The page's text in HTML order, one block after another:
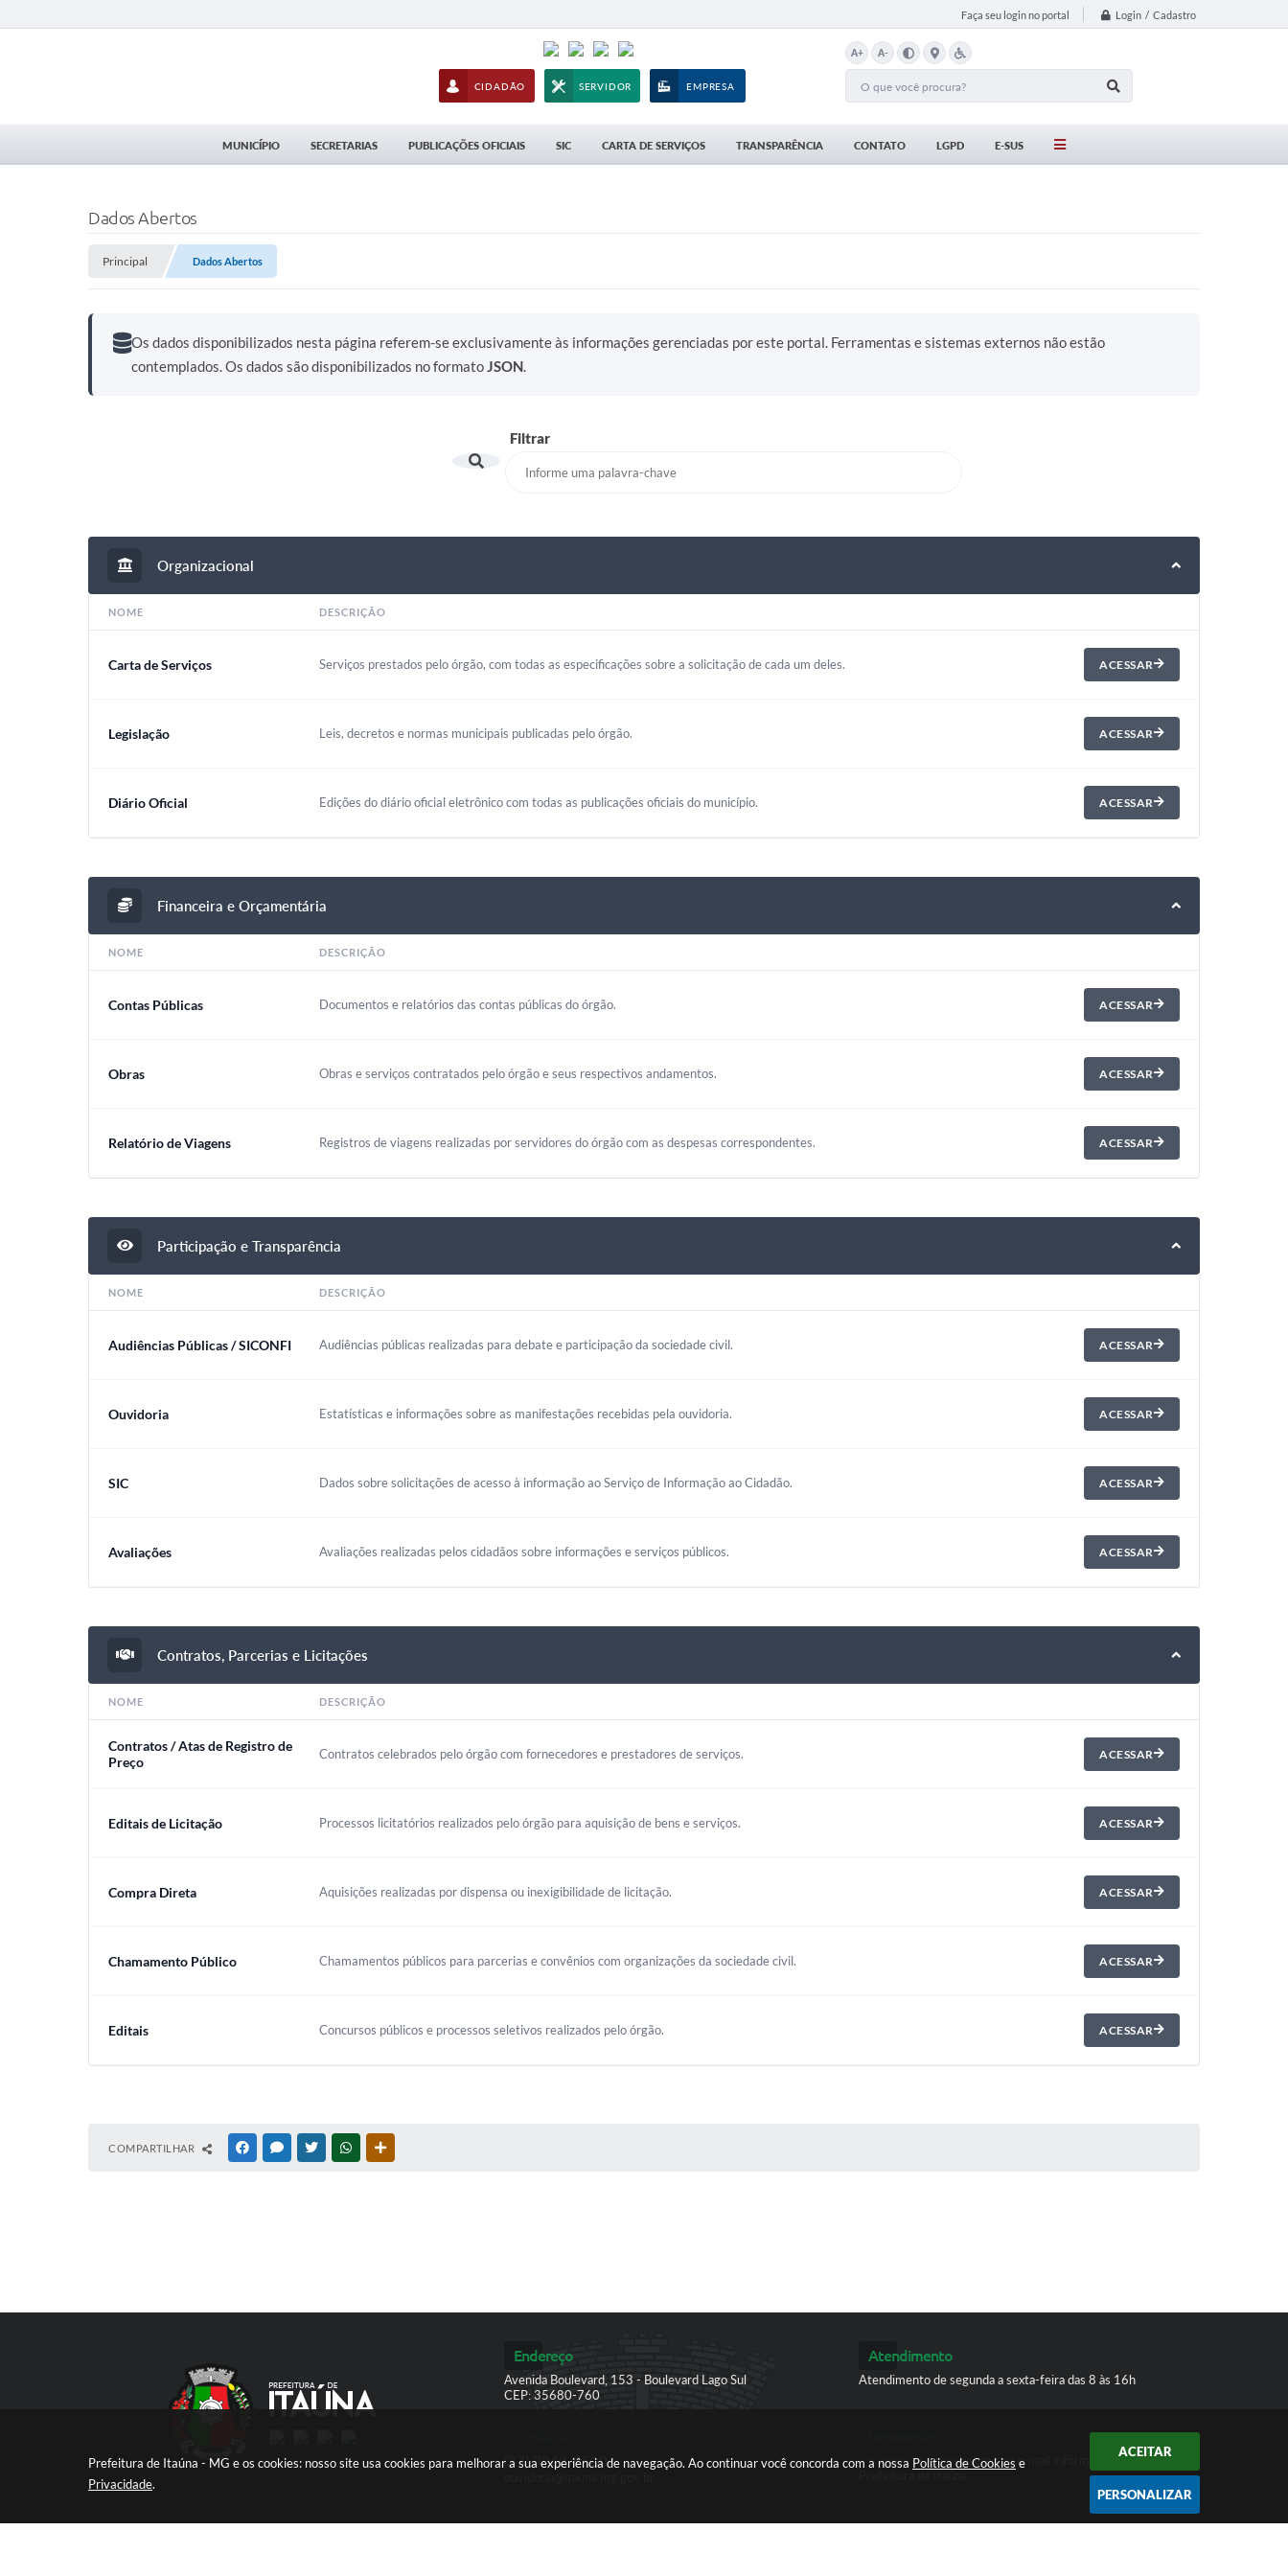
Prefeitura de Itaúna - MG e os cookies: nosso site usa cookies para melhorar a sua experiência de navegação. Ao continuar você concorda com a nossa Política de Cookies e
Privacidade.
ACEITAR
PERSONALIZAR
Faça seu login no portal Login / Cadastro
CIDADÃO SERVIDOR EMPRESA
A+ A-
MUNICÍPIO SECRETARIAS PUBLICAÇÕES OFICIAIS SIC CARTA DE SERVIÇOS TRANSPARÊNCIA CONTATO LGPD E-SUS
Dados Abertos
Principal Dados Abertos
Os dados disponibilizados nesta página referem-se exclusivamente às informações gerenciadas por este portal. Ferramentas e sistemas externos não estão
contemplados. Os dados são disponibilizados no formatoJSON.
Filtrar
Organizacional
NOME DESCRIÇÃO
Carta de Serviços Serviços prestados pelo órgão, com todas as especificações sobre a solicitação de cada um deles. ACESSAR
Legislação Leis, decretos e normas municipais publicadas pelo órgão. ACESSAR
Diário Oficial Edições do diário oficial eletrônico com todas as publicações oficiais do município. ACESSAR
Financeira e Orçamentária
NOME DESCRIÇÃO
Contas Públicas Documentos e relatórios das contas públicas do órgão. ACESSAR
Obras Obras e serviços contratados pelo órgão e seus respectivos andamentos. ACESSAR
Relatório de Viagens Registros de viagens realizadas por servidores do órgão com as despesas correspondentes. ACESSAR
Participação e Transparência
NOME DESCRIÇÃO
Audiências Públicas / SICONFI Audiências públicas realizadas para debate e participação da sociedade civil. ACESSAR
Ouvidoria Estatísticas e informações sobre as manifestações recebidas pela ouvidoria. ACESSAR
SIC Dados sobre solicitações de acesso à informação ao Serviço de Informação ao Cidadão. ACESSAR
Avaliações Avaliações realizadas pelos cidadãos sobre informações e serviços públicos. ACESSAR
Contratos, Parcerias e Licitações
NOME DESCRIÇÃO
Contratos / Atas de Registro de
Preço
Contratos celebrados pelo órgão com fornecedores e prestadores de serviços. ACESSAR
Editais de Licitação Processos licitatórios realizados pelo órgão para aquisição de bens e serviços. ACESSAR
Compra Direta Aquisições realizadas por dispensa ou inexigibilidade de licitação. ACESSAR
Chamamento Público Chamamentos públicos para parcerias e convênios com organizações da sociedade civil. ACESSAR
Editais Concursos públicos e processos seletivos realizados pelo órgão. ACESSAR
COMPARTILHAR FACEBOOKMESSENGER
TWITTERWHATSAPP
Endereço
Avenida Boulevard, 153 - Boulevard Lago Sul
CEP: 35680-760
Atendimento
Atendimento de segunda a sexta-feira das 8 às 16h
(37) 3249-9500
Inscreva-see receba em seu e-mail informativos da